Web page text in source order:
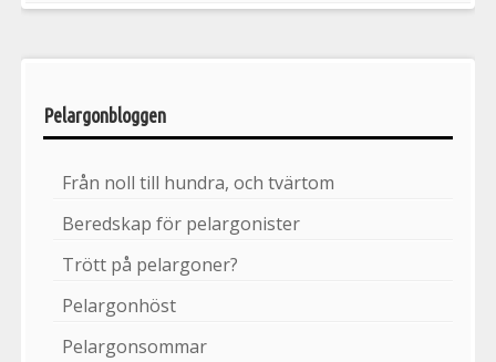
Pelargonbloggen
Från noll till hundra, och tvärtom
Beredskap för pelargonister
Trött på pelargoner?
Pelargonhöst
Pelargonsommar